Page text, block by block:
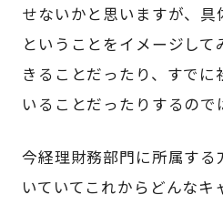
せないかと思いますが、
ということをイメージして
きることだったり、すでに
いることだったりするので
今経理財務部門に所属す
いていてこれからどんなキ